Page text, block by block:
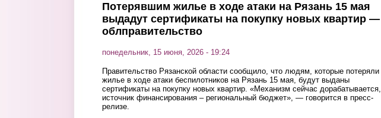
Потерявшим жилье в ходе атаки на Рязань 15 мая
выдадут сертификаты на покупку новых квартир —
облправительство
понедельник, 15 июня, 2026 - 19:24
Правительство Рязанской области сообщило, что людям, которые потеряли
жилье в ходе атаки беспилотников на Рязань 15 мая, будут выданы
сертификаты на покупку новых квартир. «Механизм сейчас дорабатывается,
источник финансирования – региональный бюджет», — говорится в пресс-
релизе.